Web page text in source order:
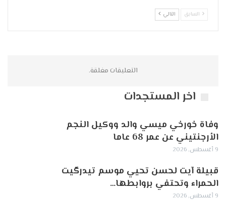
السابق التالي
التعليقات مغلقة.
اخر المستجدات
وفاة خورخي ميسي والد ووكيل النجم
الأرجنتيني عن عمر 68 عاما
9 أغسطس, 2026
قبيلة آيت لحسن تحيي موسم تيدرگيت
الحمراء وتحتفي بروابطها…
9 أغسطس, 2026